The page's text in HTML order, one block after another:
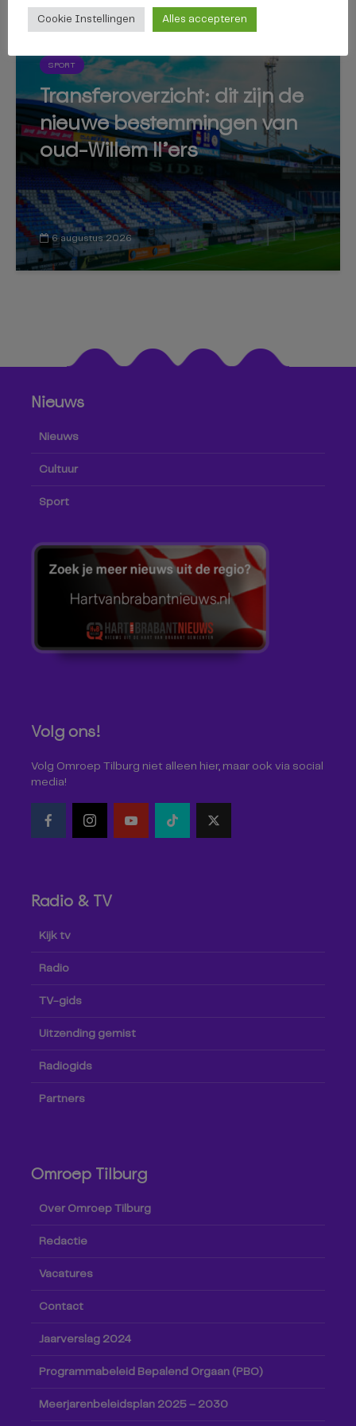
SPORT
Transferoverzicht: dit zijn de
nieuwe bestemmingen van
oud-Willem II’ers
6 augustus 2026
Nieuws
Nieuws
Cultuur
Sport
Volg ons!
Volg Omroep Tilburg niet alleen hier, maar ook via social
media!
Radio & TV
Kijk tv
Radio
TV-gids
Uitzending gemist
Radiogids
Partners
Omroep Tilburg
Over Omroep Tilburg
Redactie
Vacatures
Contact
Jaarverslag 2024
Programmabeleid Bepalend Orgaan (PBO)
Meerjarenbeleidsplan 2025 – 2030
Cookie Instellingen Alles accepteren